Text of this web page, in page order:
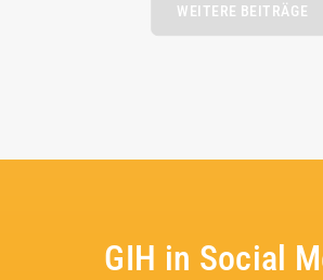
WEITERE BEITRÄGE
GIH in Social